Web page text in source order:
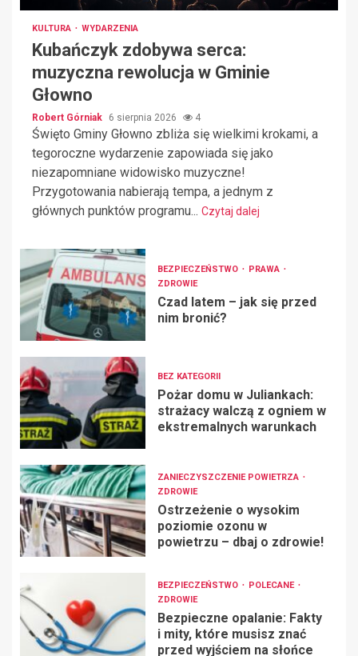
KULTURA WYDARZENIA
Kubańczyk zdobywa serca:
muzyczna rewolucja w Gminie
Głowno
Robert Górniak 6 sierpnia 2026 4
Święto Gminy Głowno zbliża się wielkimi krokami, a
tegoroczne wydarzenie zapowiada się jako
niezapomniane widowisko muzyczne!
Przygotowania nabierają tempa, a jednym z
głównych punktów programu... Czytaj dalej
BEZPIECZEŃSTWO
PRAWA
ZDROWIE
Czad latem – jak się przed
nim bronić?
BEZ KATEGORII
Pożar domu w Juliankach:
strażacy walczą z ogniem w
ekstremalnych warunkach
ZANIECZYSZCZENIE POWIETRZA
ZDROWIE
Ostrzeżenie o wysokim
poziomie ozonu w
powietrzu – dbaj o zdrowie!
BEZPIECZEŃSTWO
POLECANE
ZDROWIE
Bezpieczne opalanie: Fakty
i mity, które musisz znać
przed wyjściem na słońce